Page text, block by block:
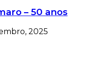
– 50 anos
2025